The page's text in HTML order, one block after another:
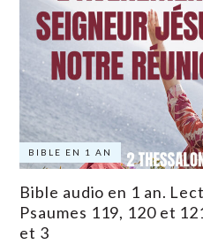
BIBLE EN 1 AN
Bible audio en 1 an.
Psaumes 119, 120 et
et 3